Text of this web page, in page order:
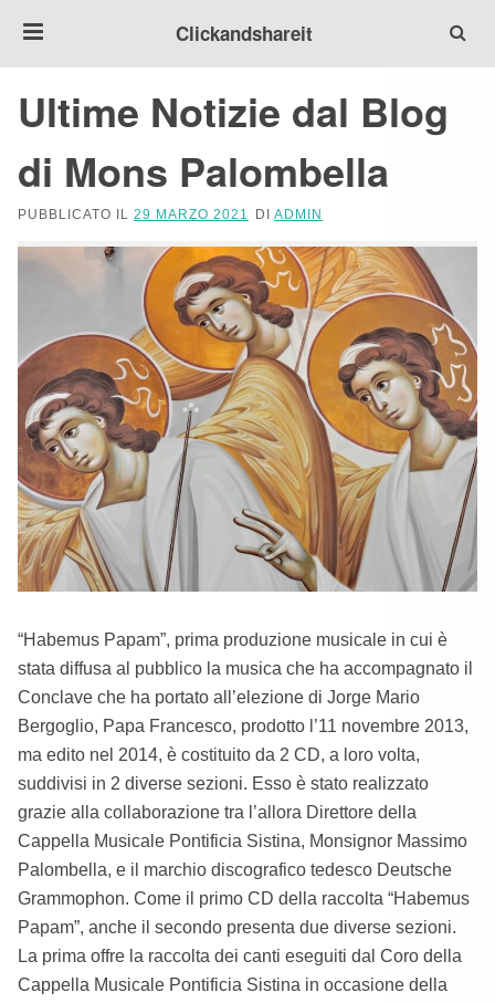
Clickandshareit
Ultime Notizie dal Blog
di Mons Palombella
PUBBLICATO IL 29 MARZO 2021 DI ADMIN
“Habemus Papam”, prima produzione musicale in cui è
stata diffusa al pubblico la musica che ha accompagnato il
Conclave che ha portato all’elezione di Jorge Mario
Bergoglio, Papa Francesco, prodotto l’11 novembre 2013,
ma edito nel 2014, è costituito da 2 CD, a loro volta,
suddivisi in 2 diverse sezioni. Esso è stato realizzato
grazie alla collaborazione tra l’allora Direttore della
Cappella Musicale Pontificia Sistina, Monsignor Massimo
Palombella, e il marchio discografico tedesco Deutsche
Grammophon. Come il primo CD della raccolta “Habemus
Papam”, anche il secondo presenta due diverse sezioni.
La prima offre la raccolta dei canti eseguiti dal Coro della
Cappella Musicale Pontificia Sistina in occasione della